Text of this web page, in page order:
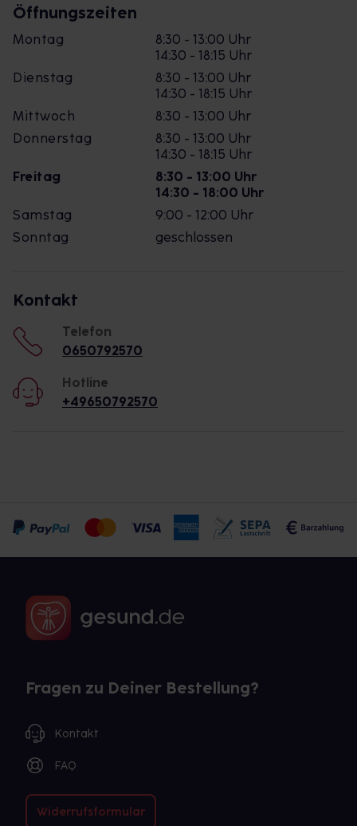
Öffnungszeiten
Montag
8:30 - 13:00 Uhr
14:30 - 18:15 Uhr
Dienstag
8:30 - 13:00 Uhr
14:30 - 18:15 Uhr
Mittwoch
8:30 - 13:00 Uhr
Donnerstag
8:30 - 13:00 Uhr
14:30 - 18:15 Uhr
Freitag
8:30 - 13:00 Uhr
14:30 - 18:00 Uhr
Samstag
9:00 - 12:00 Uhr
Sonntag
geschlossen
Kontakt
Telefon
0650792570
Hotline
+49650792570
Fragen zu Deiner Bestellung?
Kontakt
FAQ
Widerrufsformular